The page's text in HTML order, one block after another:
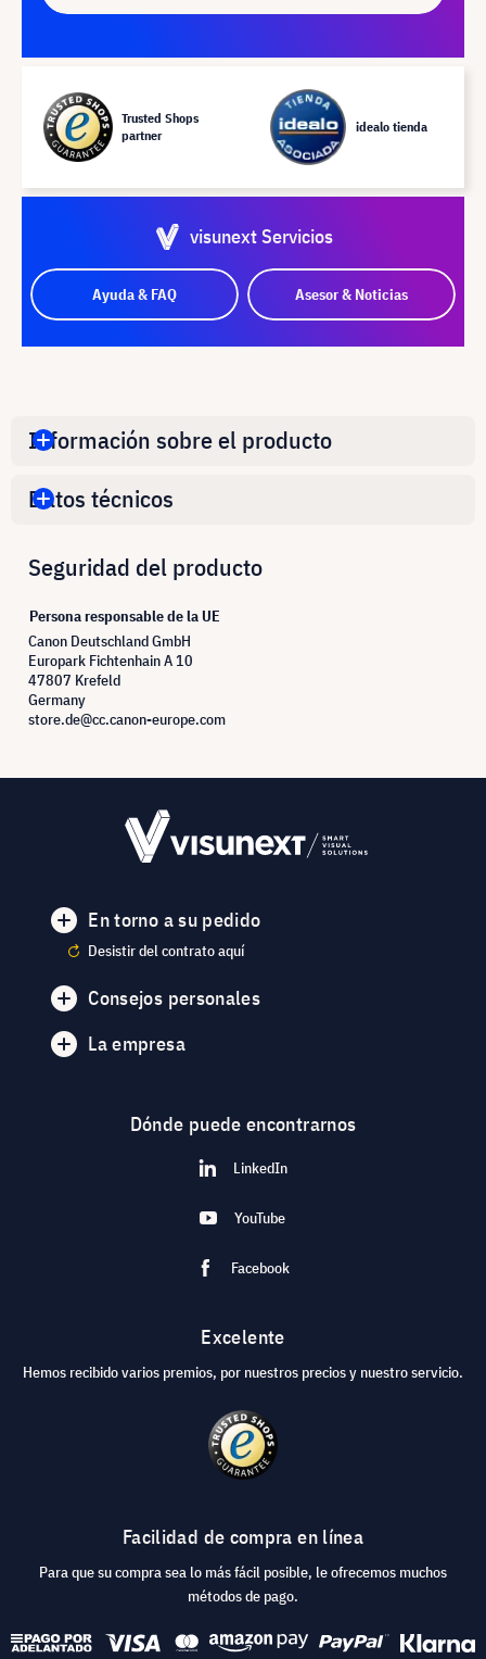
Trusted Shops
partner
idealo tienda
visunext Servicios
Ayuda & FAQ Asesor & Noticias
Información sobre el producto
Datos técnicos
Seguridad del producto
Persona responsable de la UE
Canon Deutschland GmbH
Europark Fichtenhain A 10
47807 Krefeld
Germany
store.de@cc.canon-europe.com
En torno a su pedido
Desistir del contrato aquí
Consejos personales
La empresa
Dónde puede encontrarnos
LinkedIn
YouTube
Facebook
Excelente
Hemos recibido varios premios, por nuestros precios y nuestro servicio.
Facilidad de compra en línea
Para que su compra sea lo más fácil posible, le ofrecemos muchos
métodos de pago.